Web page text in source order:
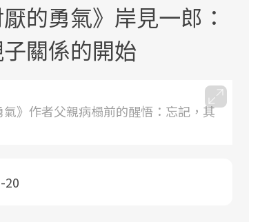
的勇氣》岸見一郎：
關係的開始
》作者父親病榻前的醒悟：忘記，其
20